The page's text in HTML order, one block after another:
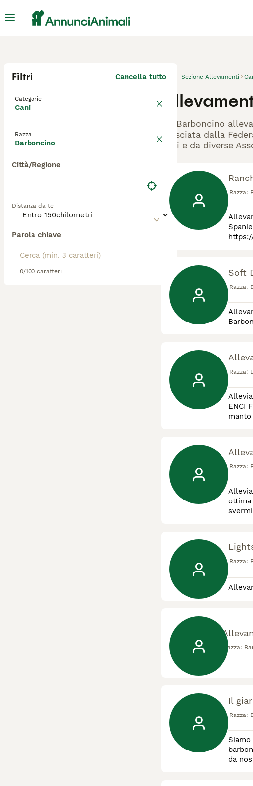
Filtri Cancella tutto
Categorie
Cani
Razza
Barboncino
Città/Regione
Distanza da te
Parola chiave
0/100 caratteri
Sezione Allevamenti
Gli Barboncino
rilasciata dalla
cani e da diverse
Razza:
Spaniel,
Soft
Razza:
Razza:
ENCI
manto
Razza:
ottima genealogia,tutti genitori
Razza:
Razza:
Il
Razza:
Siamo una
da